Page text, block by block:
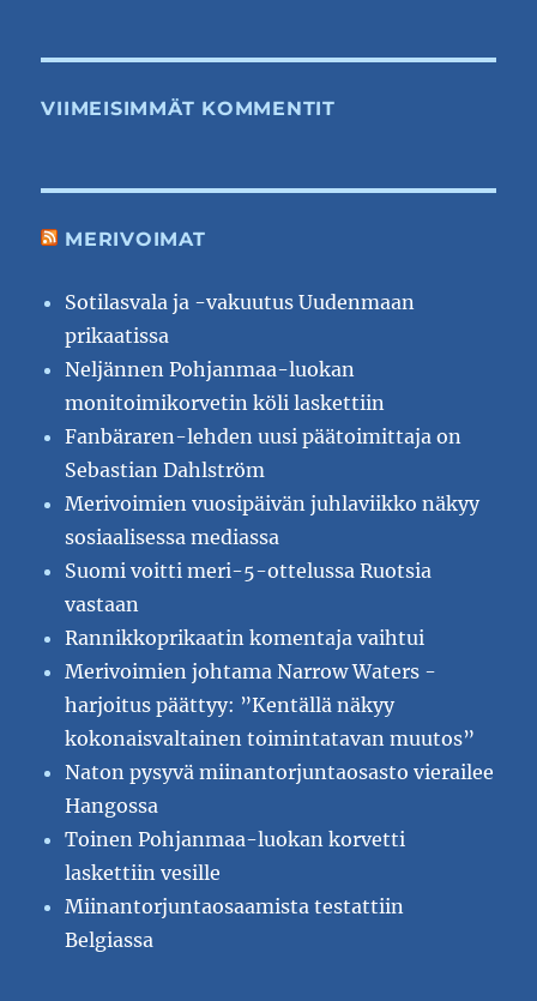
VIIMEISIMMÄT KOMMENTIT
MERIVOIMAT
Sotilasvala ja -vakuutus Uudenmaan
prikaatissa
Neljännen Pohjanmaa-luokan
monitoimikorvetin köli laskettiin
Fanbäraren-lehden uusi päätoimittaja on
Sebastian Dahlström
Merivoimien vuosipäivän juhlaviikko näkyy
sosiaalisessa mediassa
Suomi voitti meri-5-ottelussa Ruotsia
vastaan
Rannikkoprikaatin komentaja vaihtui
Merivoimien johtama Narrow Waters -
harjoitus päättyy: ”Kentällä näkyy
kokonaisvaltainen toimintatavan muutos”
Naton pysyvä miinantorjuntaosasto vierailee
Hangossa
Toinen Pohjanmaa-luokan korvetti
laskettiin vesille
Miinantorjuntaosaamista testattiin
Belgiassa